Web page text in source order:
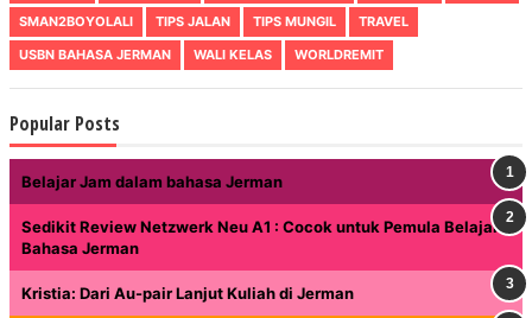
SMAN2BOYOLALI
TIPS JALAN TIPS MUNGIL
TRAVEL
USBN BAHASA JERMAN
WALI KELAS WORLDREMIT
Popular Posts
Belajar Jam dalam bahasa Jerman
Sedikit Review Netzwerk Neu A1 : Cocok untuk Pemula Belajar
Bahasa Jerman
Kristia: Dari Au-pair Lanjut Kuliah di Jerman